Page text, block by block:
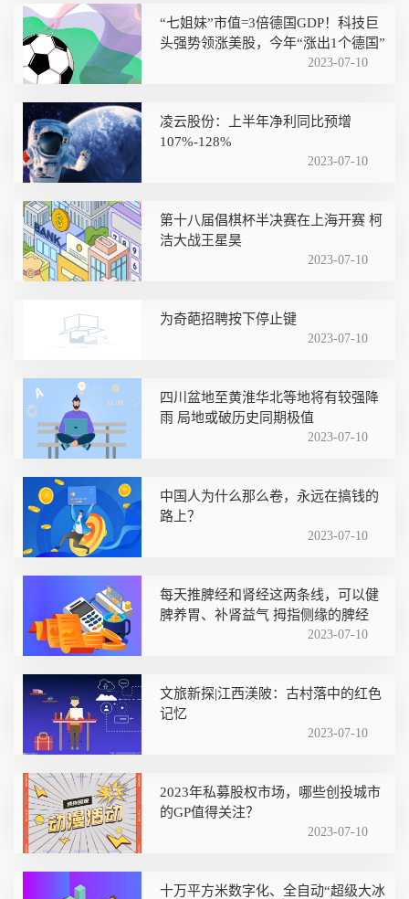
“七姐妹”市值=3倍德国GDP！科技巨
头强势领涨美股，今年“涨出1个德国”
2023-07-10
凌云股份：上半年净利同比预增
107%-128%
2023-07-10
第十八届倡棋杯半决赛在上海开赛 柯
洁大战王星昊
2023-07-10
为奇葩招聘按下停止键
2023-07-10
四川盆地至黄淮华北等地将有较强降
雨 局地或破历史同期极值
2023-07-10
中国人为什么那么卷，永远在搞钱的
路上？
2023-07-10
每天推脾经和肾经这两条线，可以健
脾养胃、补肾益气 拇指侧缘的脾经
2023-07-10
文旅新探|江西渼陂：古村落中的红色
记忆
2023-07-10
2023年私募股权市场，哪些创投城市
的GP值得关注？
2023-07-10
十万平方米数字化、全自动“超级大冰